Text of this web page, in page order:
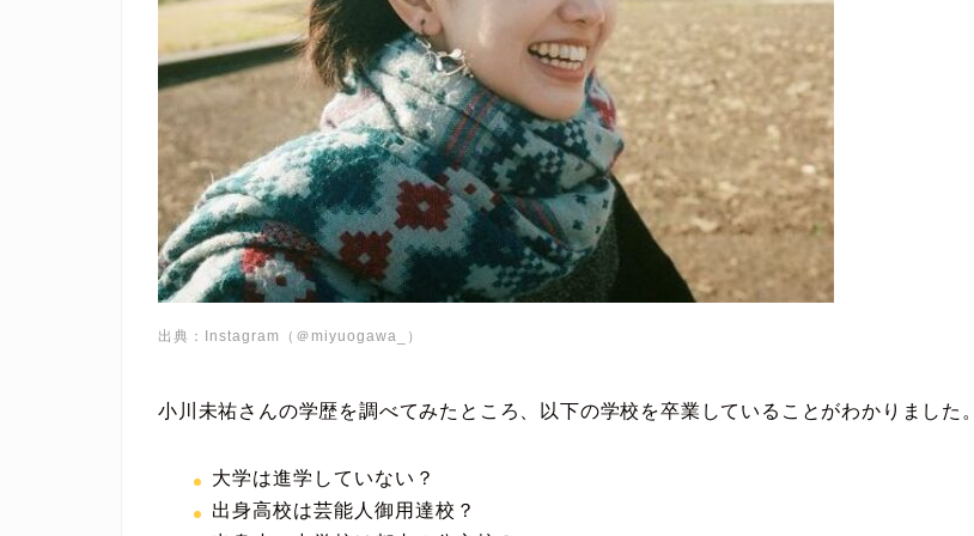
出典：Instagram（＠miyuogawa_）
小川未祐さんの学歴を調べてみたところ、以下の学校を卒業していることがわかりました。
大学は進学していない？
出身高校は芸能人御用達校？